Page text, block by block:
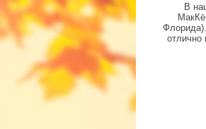
В
отлично